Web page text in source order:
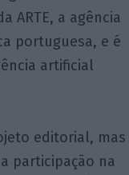
ARTE, a agência
portuguesa, e é
artificial
editorial, mas
participação na